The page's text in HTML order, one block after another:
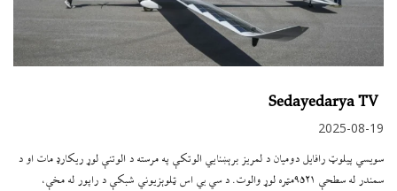
Sedayedarya TV
2025-08-19
سویسي پیلوټ رافایل دومیان د لمریز برېښنايي الوتکې په مرسته د الوتنې لوړ ریکارډ مات او د
سمندر له سطحې ۹۵۲۱مټره لوړ والوت. د سي بي اس ټلوېزیوني شبکې د راپور له مخې،